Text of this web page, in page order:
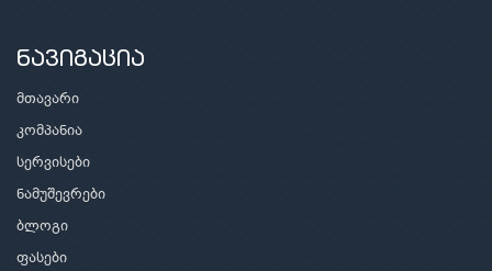
ნავიგაცია
მთავარი
კომპანია
სერვისები
ნამუშევრები
ბლოგი
ფასები